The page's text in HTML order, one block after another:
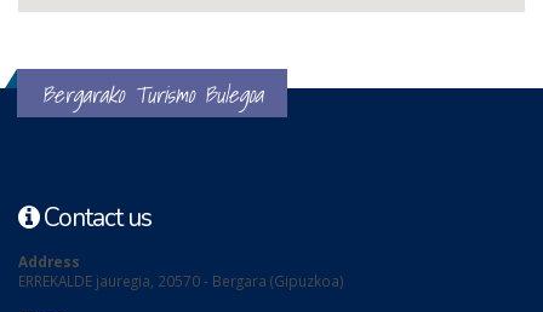
Bergarako Turismo Bulegoa
Contact us
Address
ERREKALDE jauregia, 20570 - Bergara (Gipuzkoa)